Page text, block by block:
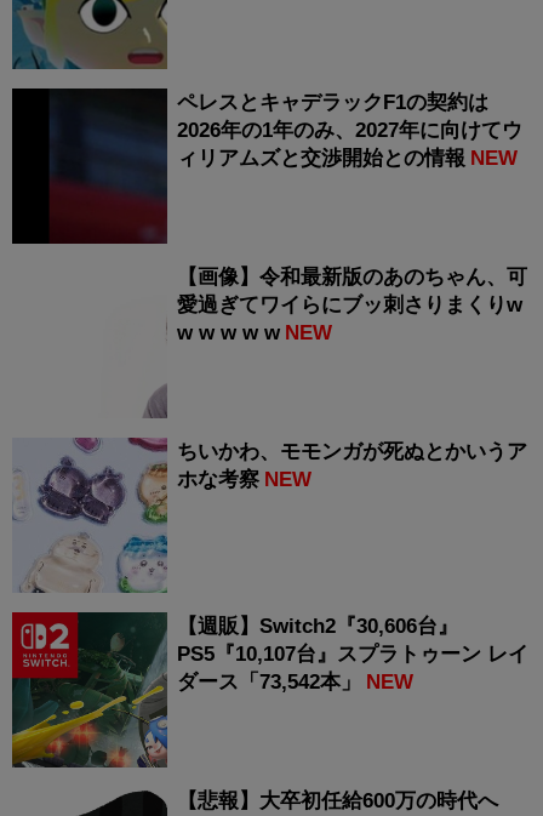
ペレスとキャデラックF1の契約は
2026年の1年のみ、2027年に向けてウ
ィリアムズと交渉開始との情報 NEW
【画像】令和最新版のあのちゃん、可
愛過ぎてワイらにブッ刺さりまくりw
w w w w w NEW
ちいかわ、モモンガが死ぬとかいうア
ホな考察 NEW
【週販】Switch2『30,606台』
PS5『10,107台』スプラトゥーン レイ
ダース「73,542本」
NEW
【悲報】大卒初任給600万の時代へ